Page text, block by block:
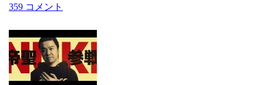
359 コメント